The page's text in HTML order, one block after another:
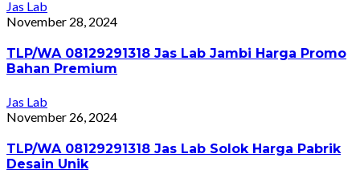
Jas Lab
November 28, 2024
TLP/WA 08129291318 Jas Lab Jambi Harga Promo
Bahan Premium
Jas Lab
November 26, 2024
TLP/WA 08129291318 Jas Lab Solok Harga Pabrik
Desain Unik